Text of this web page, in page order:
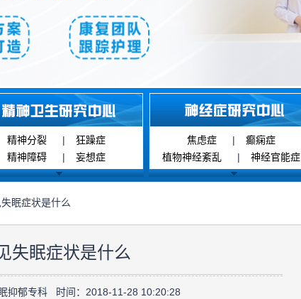
精神分裂 |
狂躁症
精神障碍
| 妄想症
焦虑症 |
癫痫症
植物神经紊乱
| 神经官能症
眠症状是什么
失眠症状是什么
抑郁专科 时间：2018-11-28 10:20:28